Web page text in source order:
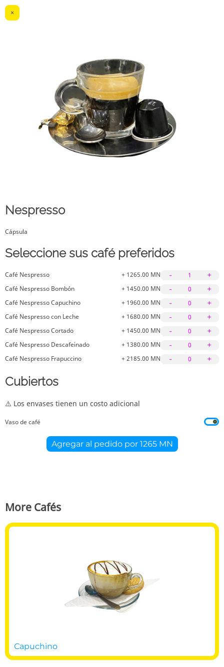
×
Nespresso
Cápsula
Seleccione sus café preferidos
Café Nespresso + 1265.00 MN - 1 +
Café Nespresso Bombón + 1450.00 MN - 0 +
Café Nespresso Capuchino + 1960.00 MN - 0 +
Café Nespresso con Leche + 1680.00 MN - 0 +
Café Nespresso Cortado + 1450.00 MN - 0 +
Café Nespresso Descafeinado + 1380.00 MN - 0 +
Café Nespresso Frapuccino + 2185.00 MN - 0 +
Cubiertos
⚠️ Los envases tienen un costo adicional
Vaso de café
Agregar al pedido por 1265 MN
More Cafés
Сapuchino